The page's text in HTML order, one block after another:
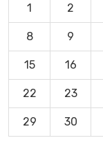
1 2
8 9
15 16
22 23
29 30